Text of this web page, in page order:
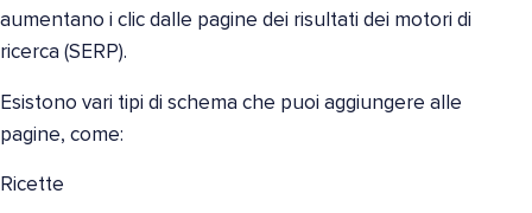
aumentano i clic dalle pagine dei risultati dei motori di
ricerca (SERP).
Esistono vari tipi di schema che puoi aggiungere alle
pagine, come:
Ricette